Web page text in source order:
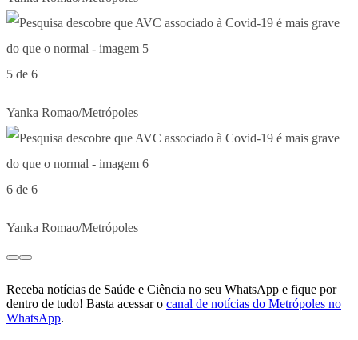
5 de 6
Yanka Romao/Metrópoles
6 de 6
Yanka Romao/Metrópoles
Receba notícias de Saúde e Ciência no seu WhatsApp e fique por
dentro de tudo! Basta acessar o canal de notícias do Metrópoles no
WhatsApp.